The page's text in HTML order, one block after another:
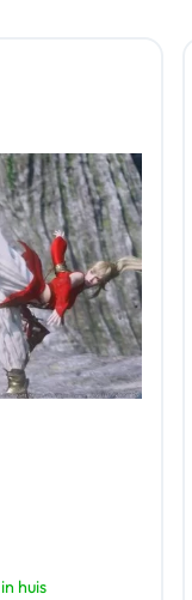
huis